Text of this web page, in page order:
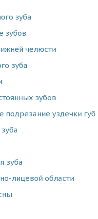
зуба
зубов
челюсти
зуба
зубов
подрезание уздечки губ
зуба
лицевой области